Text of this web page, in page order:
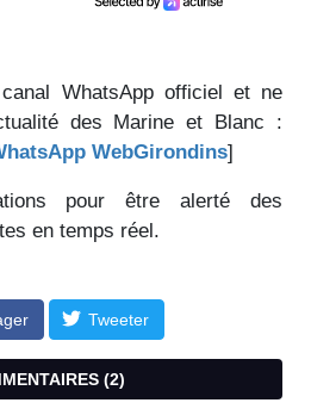
WhatsApp officiel et ne
des Marine et Blanc :
WebGirondins]
pour être alerté des
en temps réel.
Tweeter
COMMENTAIRES (2)